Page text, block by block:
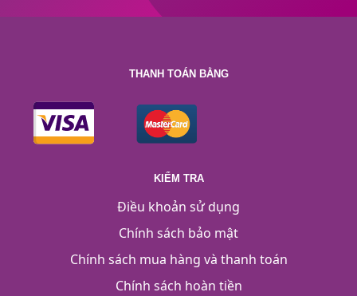
THANH TOÁN BẰNG
KIỂM TRA
Điều khoản sử dụng
Chính sách bảo mật
Chính sách mua hàng và thanh toán
Chính sách hoàn tiền